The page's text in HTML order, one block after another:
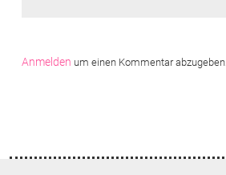
Anmelden um einen Kommentar abzugeben.